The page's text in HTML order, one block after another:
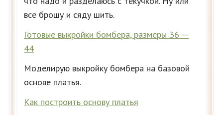
все брошу и сяду шить.
Готовые выкройки бомбера, размеры 36 —
44
Моделирую выкройку бомбера на базовой
основе платья.
Как построить основу платья